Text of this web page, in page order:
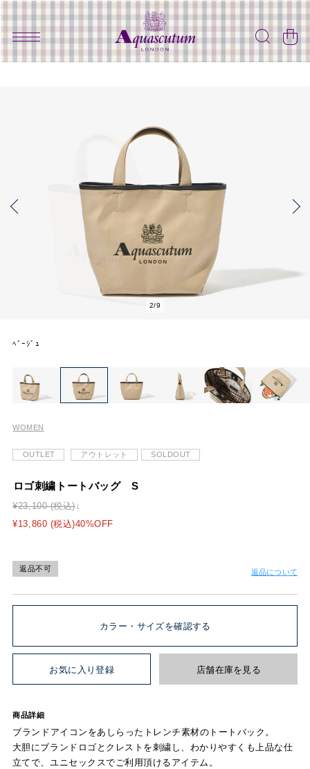
2/9
ﾍﾞｰｼﾞｭ
WOMEN
OUTLET アウトレット SOLDOUT
ロゴ刺繍トートバッグ S
¥23,100 (税込)
¥13,860 (税込)40%OFF
返品不可 返品について
カラー・サイズを確認する
お気に入り登録 店舗在庫を見る
商品詳細
ブランドアイコンをあしらったトレンチ素材のトートバック。
大胆にブランドロゴとクレストを刺繍し、わかりやすくも上品な仕
立てで、ユニセックスでご利用頂けるアイテム。